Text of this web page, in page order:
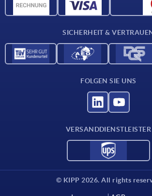
CAD-Daten
SICHERHEIT &
FOLGEN SIE UNS
VERSANDDIENSTLEISTER
© KIPP 2026. All rights